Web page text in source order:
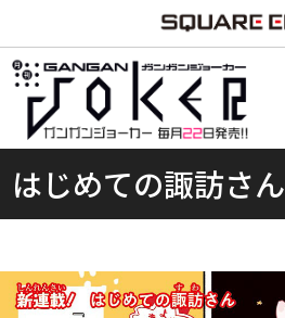
はじめての諏訪さん